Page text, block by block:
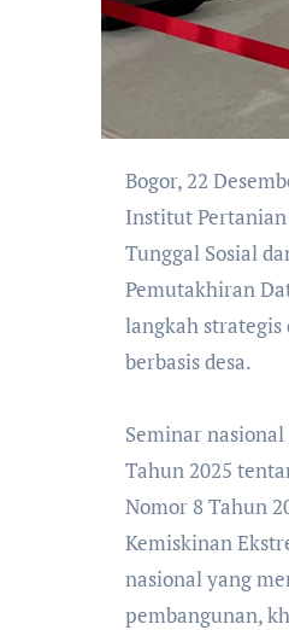
Bogor, 22 Desember 2025 — Badan Percepatan Pengentasan Kemiskinan (BP Taskin) bersama
Institut
Tunggal Sosial
Pemutakhiran
langkah
berbasis desa.
‎Seminar
Tahun 2025
Nomor 8 Tahun
Kemiskinan
nasional yang
pembangunan,